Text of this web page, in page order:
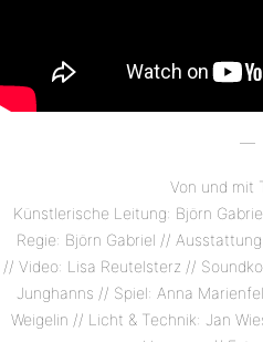
—
Von und mit
Künstlerische Leitung: Björn
Regie: Björn Gabriel //
// Video: Lisa Reutelsterz //
Junghanns // Spiel: Anna
Weigelin // Licht & Technik: Jan